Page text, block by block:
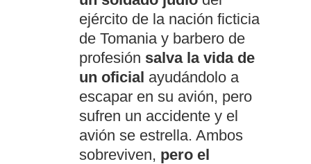
ejército de la nación ficticia
de Tomania y barbero de
profesión salva la vida de
un oficial ayudándolo a
escapar en su avión, pero
sufren un accidente y el
avión se estrella. Ambos
sobreviven, pero el